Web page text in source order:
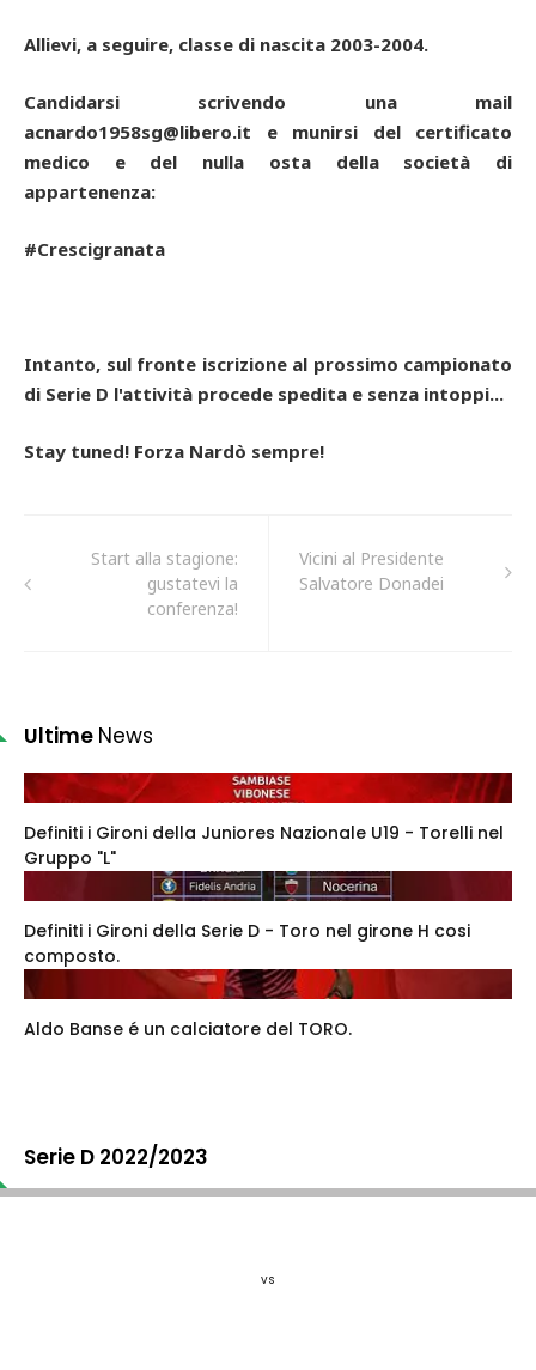
Allievi, a seguire, classe di nascita 2003-2004.
Candidarsi scrivendo una mail
acnardo1958sg@libero.it e munirsi del certificato
medico e del nulla osta della società di
appartenenza:
#Crescigranata
Intanto, sul fronte iscrizione al prossimo campionato
di Serie D l'attività procede spedita e senza intoppi...
Stay tuned! Forza Nardò sempre!
Start alla stagione:
gustatevi la
conferenza!
Vicini al Presidente
Salvatore Donadei
Ultime News
Definiti i Gironi della Juniores Nazionale U19 - Torelli nel
Gruppo "L"
Definiti i Gironi della Serie D - Toro nel girone H cosi
composto.
Aldo Banse é un calciatore del TORO.
Serie D 2022/2023
vs